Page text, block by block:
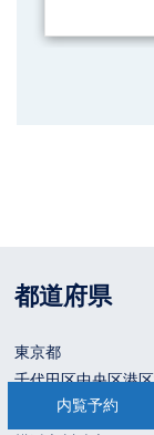
都道府県
東京都
千代田区中央区港区
神奈川県
内覧予約